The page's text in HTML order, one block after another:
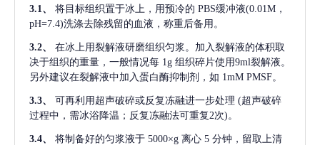
3.1、
将目标组织置于冰上，用预冷的 PBS缓冲液(0.01M，
pH=7.4)洗涤去除残留的血液，称重后备用。
3.2、
在冰上用裂解液研磨组织匀浆。加入裂解液的体积取
决于组织的重量，一般情况每 1g 组织碎片使用9ml裂解液。
另外建议在裂解液中加入蛋白酶抑制剂，如 1mM PMSF。
3.3、 可再利用超声破碎或反复冻融进一步处理 (超声破碎
过程中，需冰浴降温；反复冻融法可重复2次)。
3.4、 将制备好的匀浆液于 5000×g 离心 5 分钟，留取上清